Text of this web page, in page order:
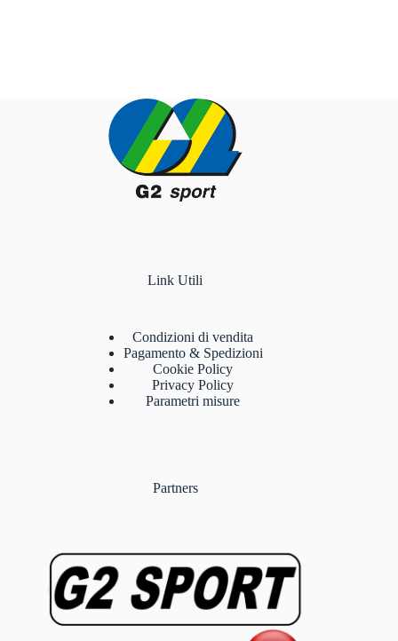
Link Utili
Condizioni di vendita
Pagamento & Spedizioni
Cookie Policy
Privacy Policy
Parametri misure
Partners